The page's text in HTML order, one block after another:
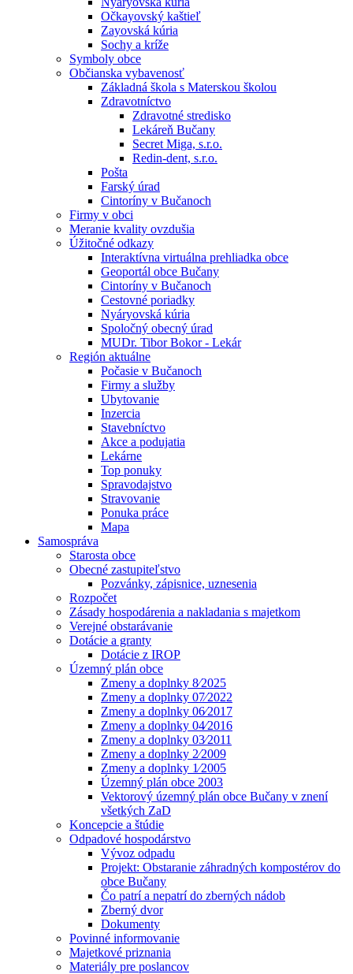
Očkayovský kaštieľ
Zayovská kúria
Sochy a kríže
Symboly obce
Občianska vybavenosť
Základná škola s Materskou školou
Zdravotníctvo
Zdravotné stredisko
Lekáreň Bučany
Secret Miga, s.r.o.
Redin-dent, s.r.o.
Pošta
Farský úrad
Cintoríny v Bučanoch
Firmy v obci
Meranie kvality ovzdušia
Úžitočné odkazy
Interaktívna virtuálna prehliadka obce
Geoportál obce Bučany
Cintoríny v Bučanoch
Cestovné poriadky
Nyáryovská kúria
Spoločný obecný úrad
MUDr. Tibor Bokor - Lekár
Región aktuálne
Počasie v Bučanoch
Firmy a služby
Ubytovanie
Inzercia
Stavebníctvo
Akce a podujatia
Lekárne
Top ponuky
Spravodajstvo
Stravovanie
Ponuka práce
Mapa
Samospráva
Starosta obce
Obecné zastupiteľstvo
Pozvánky, zápisnice, uznesenia
Rozpočet
Zásady hospodárenia a nakladania s majetkom
Verejné obstarávanie
Dotácie a granty
Dotácie z IROP
Územný plán obce
Zmeny a doplnky 8⁄2025
Zmeny a doplnky 07⁄2022
Zmeny a doplnky 06⁄2017
Zmeny a doplnky 04⁄2016
Zmeny a doplnky 03⁄2011
Zmeny a doplnky 2⁄2009
Zmeny a doplnky 1⁄2005
Územný plán obce 2003
Vektorový územný plán obce Bučany v znení
všetkých ZaD
Koncepcie a štúdie
Odpadové hospodárstvo
Vývoz odpadu
Projekt: Obstaranie záhradných kompostérov do
obce Bučany
Čo patrí a nepatrí do zberných nádob
Zberný dvor
Dokumenty
Povinné informovanie
Majetkové priznania
Materiály pre poslancov